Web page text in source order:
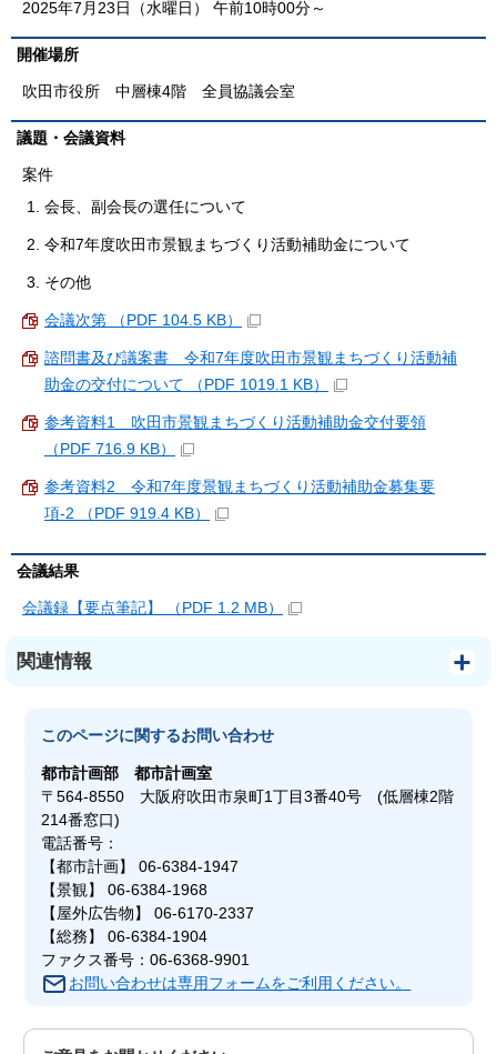
2025年7月23日（水曜日） 午前10時00分～
開催場所
吹田市役所 中層棟4階 全員協議会室
議題・会議資料
案件
会長、副会長の選任について
令和7年度吹田市景観まちづくり活動補助金について
その他
会議次第 （PDF 104.5 KB）
諮問書及び議案書 令和7年度吹田市景観まちづくり活動補
助金の交付について （PDF 1019.1 KB）
参考資料1 吹田市景観まちづくり活動補助金交付要領
（PDF 716.9 KB）
参考資料2 令和7年度景観まちづくり活動補助金募集要
項-2 （PDF 919.4 KB）
会議結果
会議録【要点筆記】 （PDF 1.2 MB）
関連情報
このページに関するお問い合わせ
都市計画部都市計画室
〒564-8550 大阪府吹田市泉町1丁目3番40号 (低層棟2階
214番窓口)
電話番号：
【都市計画】 06-6384-1947
【景観】 06-6384-1968
【屋外広告物】 06-6170-2337
【総務】 06-6384-1904
ファクス番号：06-6368-9901
お問い合わせは専用フォームをご利用ください。